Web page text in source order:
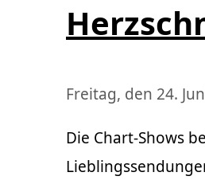
Freitag, den 24.
Die Chart-Shows